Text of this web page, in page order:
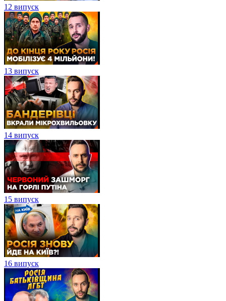
12 випуск
13 випуск
14 випуск
15 випуск
16 випуск